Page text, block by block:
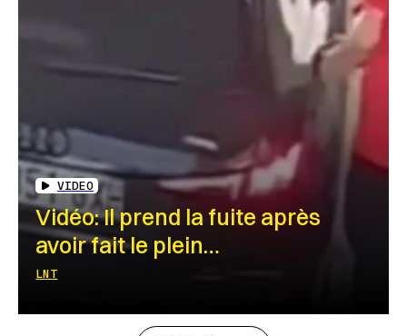
VIDEO
Vidéo: Il prend la fuite après
avoir fait le plein…
LNT